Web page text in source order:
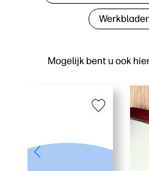
Mogelijk bent u ook